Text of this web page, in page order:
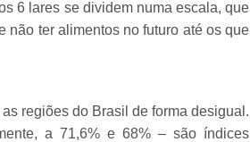
6 lares se dividem numa escala, que
não ter alimentos no futuro até os que
regiões do Brasil de forma desigual.
a 71,6% e 68% – são índices